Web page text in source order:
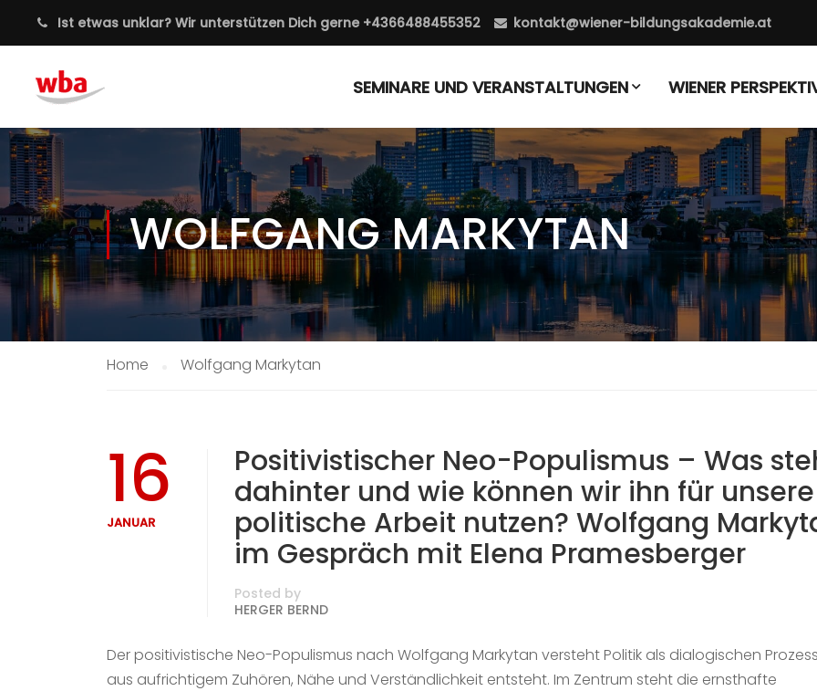
Ist etwas unklar? Wir unterstützen Dich gerne+4366488455352 kontakt@wiener-bildungsakademie.at
SEMINARE UND VERANSTALTUNGEN WIENER
WOLFGANG MARKYTAN
Home Wolfgang Markytan
16
JANUAR
Positivistischer Neo-Populismus – Was
dahinter und wie können wir ihn für unsere
politische Arbeit nutzen? Wolfgang
im Gespräch mit Elena Pramesberger
Posted by
HERGER BERND
Der positivistische Neo-Populismus nach Wolfgang Markytan versteht Politik als dialogischen
aus aufrichtigem Zuhören, Nähe und Verständlichkeit entsteht. Im Zentrum steht die ernsthafte